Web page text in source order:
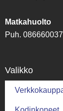
Matkahuolto
Puh. 086660037
Valikko